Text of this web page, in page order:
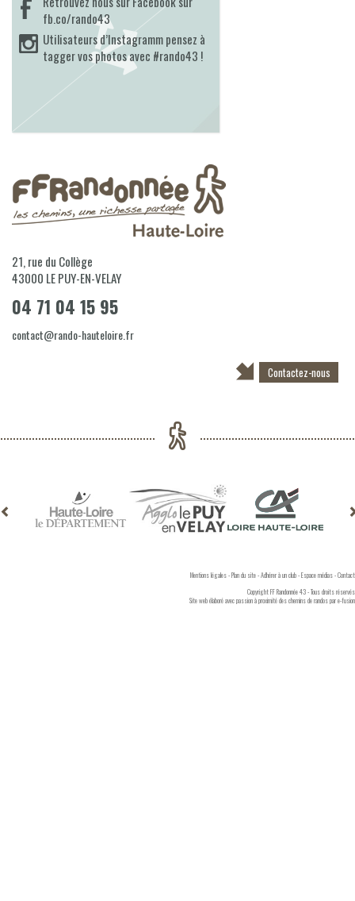
fb.co/rando43
Utilisateurs d’Instagramm pensez à
tagger vos photos avec #rando43 !
21, rue du Collège
43000 LE PUY-EN-VELAY
04 71 04 15 95
contact@rando-hauteloire.fr
Contactez-nous
Mentions légales-Plan du site-Adhérer à un club-Espace médias-Contact
Copyright FF Randonnée 43 - Tous droits réservés
Site web élaboré avec passion à proximité des chemins de randos pare-fusion